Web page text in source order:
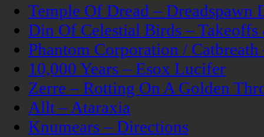
Temple Of Dread – Dreadspawn
Din Of Celestial Birds –
Phantom Corporation /
10,000 Years – Esox Lucifer
Zerre – Rotting On A Golden
Allt – Ataraxia
Knumears – Directions